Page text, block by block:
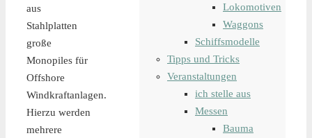
aus
Stahlplatten
große
Monopiles für
Offshore
Windkraftanlagen.
Hierzu werden
mehrere
Lokomotiven
Waggons
Schiffsmodelle
Tipps und Tricks
Veranstaltungen
ich stelle aus
Messen
Bauma